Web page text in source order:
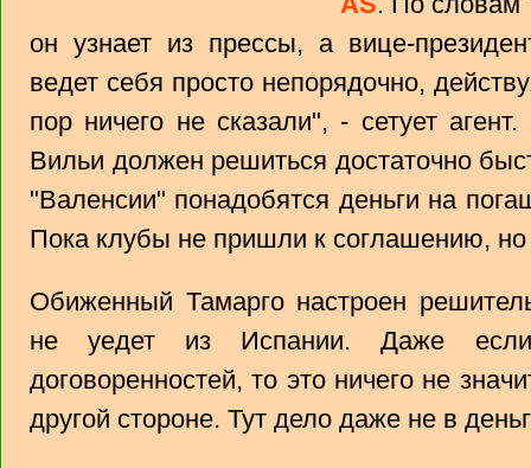
он узнает из прессы, а вице-
ведет себя просто непорядочно,
пор ничего не сказали", - сетует
Вильи должен решиться достаточно
"Валенсии" понадобятся деньги на
Пока клубы не пришли к соглашению,
Обиженный Тамарго настроен
не уедет из Испании. Даже
договоренностей, то это ничего не
другой стороне. Тут дело даже не в